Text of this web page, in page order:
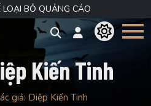
BỎ QUẢNG CÁO
Kiến Tinh
giả: Diệp Kiến Tinh